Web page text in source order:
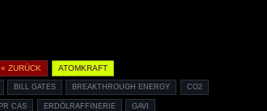
« ZURÜCK ATOMKRAFT
BILL GATES BREAKTHROUGH ENERGY CO2
CAS ERDÖLRAFFINERIE GAVI